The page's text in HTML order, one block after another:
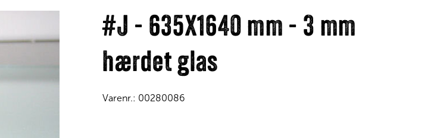
#J - 635X1640 mm - 3 mm
hærdet glas
Varenr.: 00280086